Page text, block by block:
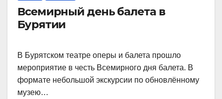
Всемирный день балета в
Бурятии
В Бурятском театре оперы и балета прошло
мероприятие в честь Всемирного дня балета. В
формате небольшой экскурсии по обновлённому
музею…